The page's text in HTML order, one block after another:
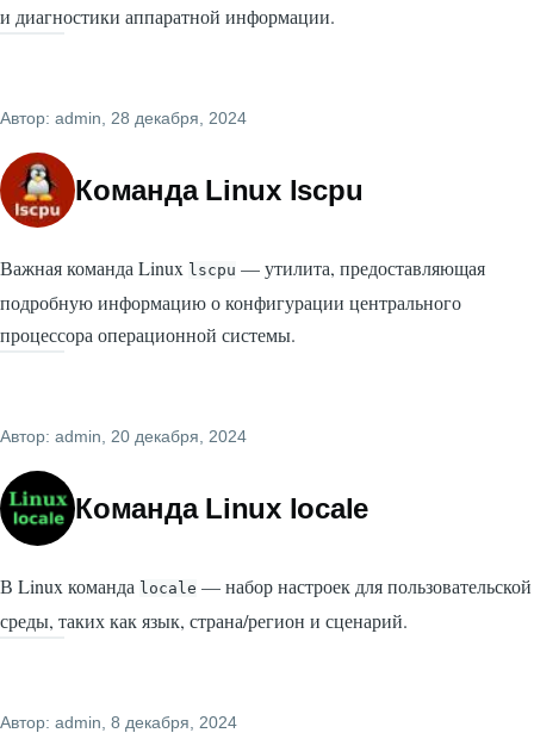
и диагностики аппаратной информации.
Автор: admin , 28 декабря, 2024
Команда Linux lscpu
Важная команда Linux lscpu — утилита, предоставляющая
подробную информацию о конфигурации центрального
процессора операционной системы.
Автор: admin , 20 декабря, 2024
Команда Linux locale
В Linux команда locale — набор настроек для пользовательской
среды, таких как язык, страна/регион и сценарий.
Автор: admin , 8 декабря, 2024